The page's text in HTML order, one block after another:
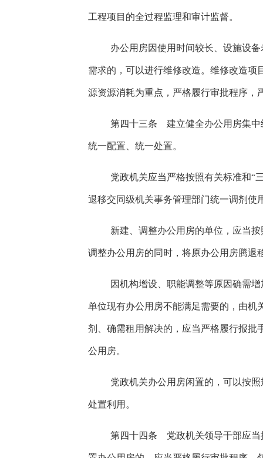
工程项目的全过程监理和审计监督。
办公用房因使用时间较长、设施设
需求的，可以进行维修改造。维修改造
源资源消耗为重点，严格履行审批程序，
第四十三条 建立健全办公用房集中
统一配置、统一处置。
党政机关应当严格按照有关标准和“
退移交同级机关事务管理部门统一调剂使
新建、调整办公用房的单位，应当
调整办公用房的同时，将原办公用房腾退
因机构增设、职能调整等原因确需
单位现有办公用房不能满足需要的，由机
剂、确需租用解决的，应当严格履行报批
公用房。
党政机关办公用房闲置的，可以按
处置利用。
第四十四条 党政机关领导干部应当